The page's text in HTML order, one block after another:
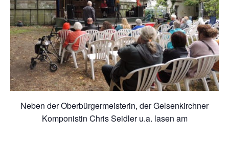
Neben der Oberbürgermeisterin, der Gelsenkirchner
Komponistin Chris Seidler u.a. lasen am